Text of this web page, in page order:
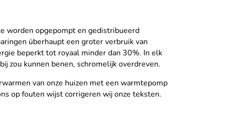
worden opgepompt en gedistribueerd
überhaupt een groter verbruik van
beperkt tot royaal minder dan 30%. In elk
zou kunnen benen, schromelijk overdreven.
van onze huizen met een warmtepomp
op fouten wijst corrigeren wij onze teksten.